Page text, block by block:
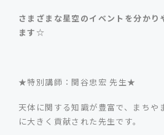
さまざまな星空のイベントを分かり
ます☆
★特別講師：関谷忠宏 先生★
天体に関する知識が豊富で、まちや
に大きく貢献された先生です。